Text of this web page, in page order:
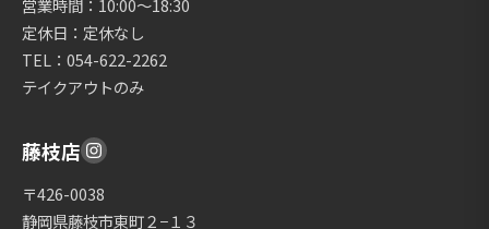
営業時間：10:00〜18:30
定休日：定休なし
TEL：054-622-2262
テイクアウトのみ
藤枝店
〒426-0038
静岡県藤枝市東町２−１３